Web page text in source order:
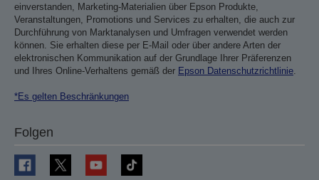
einverstanden, Marketing-Materialien über Epson Produkte,
Veranstaltungen, Promotions und Services zu erhalten, die auch zur
Durchführung von Marktanalysen und Umfragen verwendet werden
können. Sie erhalten diese per E-Mail oder über andere Arten der
elektronischen Kommunikation auf der Grundlage Ihrer Präferenzen
und Ihres Online-Verhaltens gemäß der Epson Datenschutzrichtlinie
*Es gelten Beschränkungen
Folgen